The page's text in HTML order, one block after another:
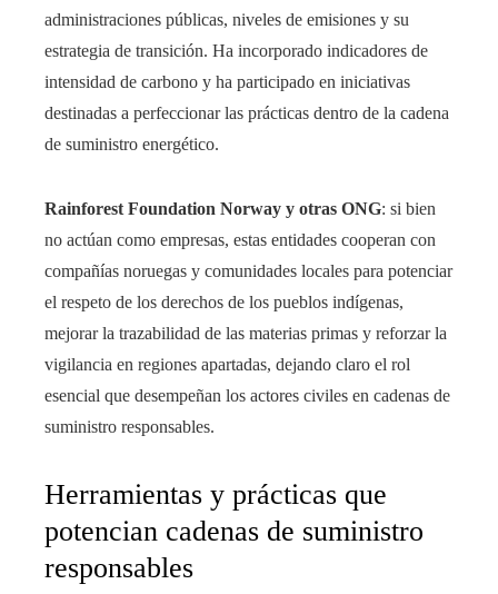
administraciones públicas, niveles de emisiones y su
estrategia de transición. Ha incorporado indicadores de
intensidad de carbono y ha participado en iniciativas
destinadas a perfeccionar las prácticas dentro de la cadena
de suministro energético.
Rainforest Foundation Norway y otras ONG: si bien
no actúan como empresas, estas entidades cooperan con
compañías noruegas y comunidades locales para potenciar
el respeto de los derechos de los pueblos indígenas,
mejorar la trazabilidad de las materias primas y reforzar la
vigilancia en regiones apartadas, dejando claro el rol
esencial que desempeñan los actores civiles en cadenas de
suministro responsables.
Herramientas y prácticas que
potencian cadenas de suministro
responsables